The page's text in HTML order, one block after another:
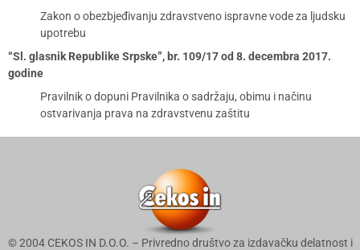
Zakon o obezbjeđivanju zdravstveno ispravne vode za ljudsku
upotrebu
“Sl. glasnik Republike Srpske”, br. 109/17 od 8. decembra 2017.
godine
Pravilnik o dopuni Pravilnika o sadržaju, obimu i načinu
ostvarivanja prava na zdravstvenu zaštitu
© 2004 CEKOS IN D.O.O. – Privredno društvo za izdavačku delatnost i